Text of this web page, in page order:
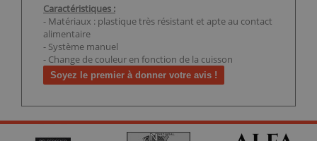
Caractéristiques :
- Matériaux : plastique très résistant et apte au contact
alimentaire
- Système manuel
- Change de couleur en fonction de la cuisson
Soyez le premier à donner votre avis !